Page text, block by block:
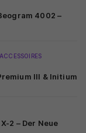
4002 –
ACCESSOIRES
III & Initium
2 – Der Neue